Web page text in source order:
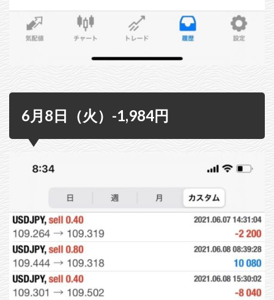
6月8日（火）-1,984円